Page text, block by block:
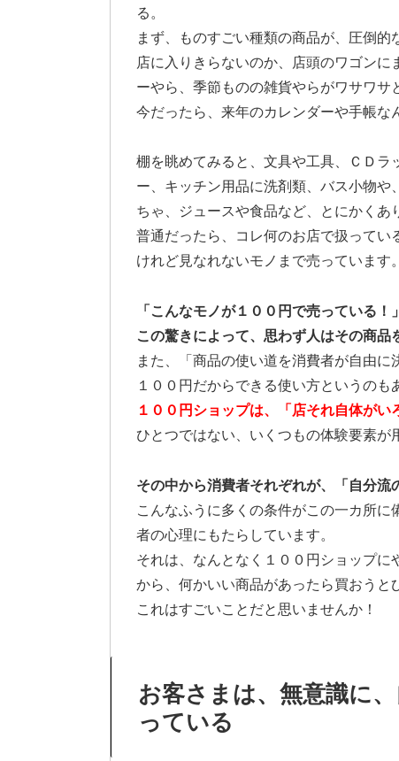
る。
まず、ものすごい種類の商品が、圧倒的
店に入りきらないのか、店頭のワゴン
ーやら、季節ものの雑貨やらがワサワサ
今だったら、来年のカレンダーや手帳な
棚を眺めてみると、文具や工具、ＣＤラ
ー、キッチン用品に洗剤類、バス小物
ちゃ、ジュースや食品など、とにかくあ
普通だったら、コレ何のお店で扱って
けれど見なれないモノまで売っています。
「こんなモノが１００円で売っている！
この驚きによって、思わず人はその商品
また、「商品の使い道を消費者が自由に
１００円だからできる使い方というのも
１００円ショップは、「店それ自体がい
ひとつではない、いくつもの体験要素が
その中から消費者それぞれが、「自分流
こんなふうに多くの条件がこの一カ所
者の心理にもたらしています。
それは、なんとなく１００円ショップ
から、何かいい商品があったら買おうと
これはすごいことだと思いませんか！
お客さまは、無意識に
っている